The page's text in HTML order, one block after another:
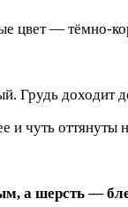
цвет — тёмно-
Грудь доходит
и чуть оттянуты
а шерсть —